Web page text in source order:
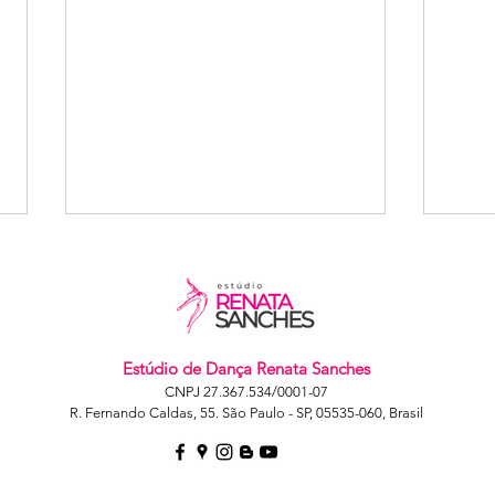
Semestre -
Estúdio de Dança Renata Sanches
CNPJ 27.367.534/0001-07
R. Fernando Caldas, 55. São Paulo - SP, 05535-060, Brasil